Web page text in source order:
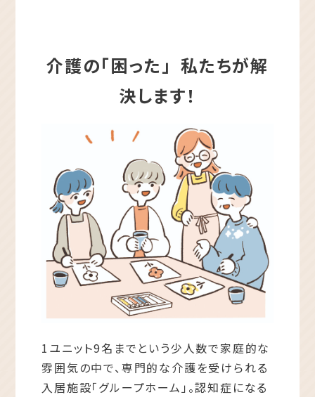
介護の「困った」 私たちが解
決します！
1ユニット9名までという少人数で家庭的な
雰囲気の中で、専門的な介護を受けられる
入居施設「グループホーム」。認知症になる